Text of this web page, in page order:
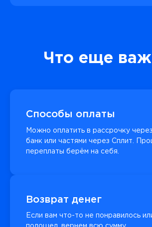
Что еще
Способы оплаты
Можно оплатить в рассрочку
банк или частями через Сплит.
переплаты берём на себя.
Возврат денег
Если вам что-то не понравилось